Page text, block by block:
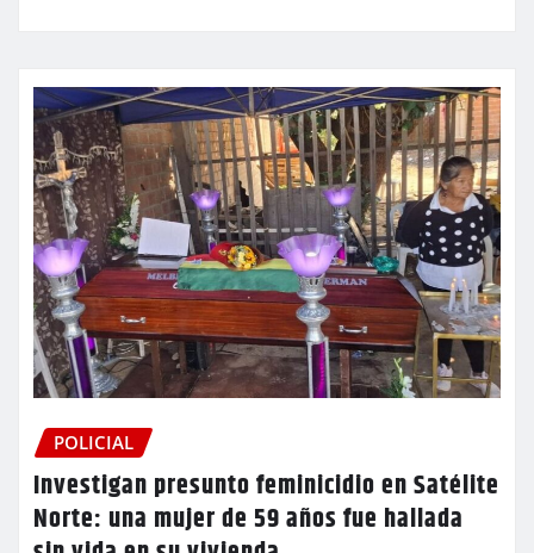
POLICIAL
Investigan presunto feminicidio en Satélite
Norte: una mujer de 59 años fue hallada